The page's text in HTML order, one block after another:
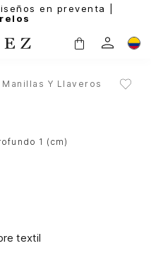
en preventa |
Y Llaveros
1 (cm)
textil